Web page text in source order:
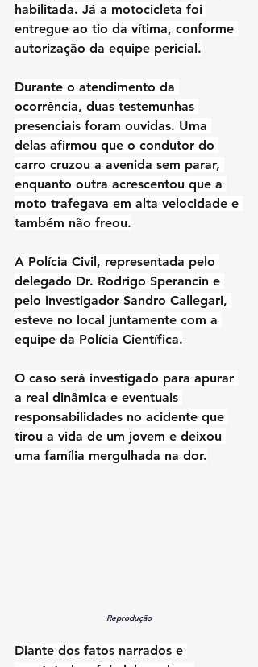
habilitada. Já a motocicleta foi
entregue ao tio da vítima, conforme
autorização da equipe pericial.
Durante o atendimento da
ocorrência, duas testemunhas
presenciais foram ouvidas. Uma
delas afirmou que o condutor do
carro cruzou a avenida sem parar,
enquanto outra acrescentou que a
moto trafegava em alta velocidade e
também não freou.
A Polícia Civil, representada pelo
delegado Dr. Rodrigo Sperancin e
pelo investigador Sandro Callegari,
esteve no local juntamente com a
equipe da Polícia Científica.
O caso será investigado para apurar
a real dinâmica e eventuais
responsabilidades no acidente que
tirou a vida de um jovem e deixou
uma família mergulhada na dor.
Reprodução
Diante dos fatos narrados e